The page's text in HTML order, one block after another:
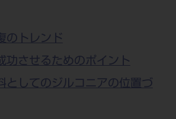
のトレンド
功させるためのポイント
としてのジルコニアの位置づ
取り組み
ント
セレクション
・訪問診療 製品情報
方へ
スタンプ
ーム